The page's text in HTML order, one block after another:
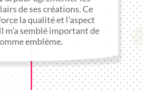
de ses créations. Ce
la qualité et l’aspect
m’a semblé important de
emblème.